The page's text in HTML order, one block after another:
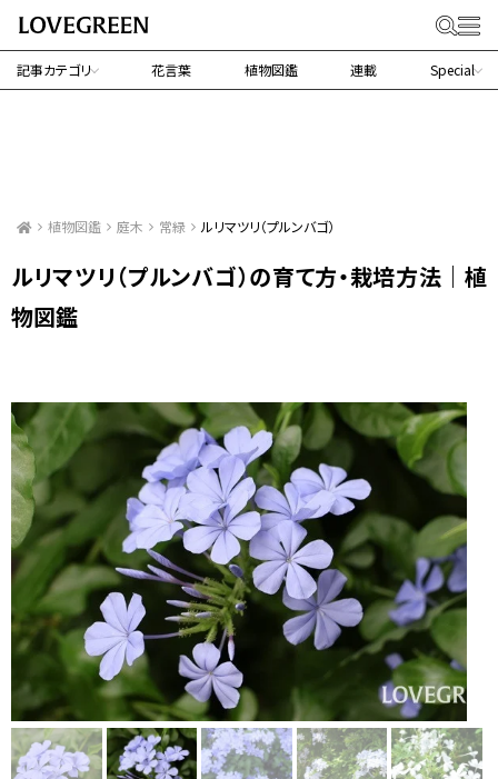
記事カテゴリ 花言葉 植物図鑑 連載 Special
植物図鑑 庭木 常緑 ルリマツリ（プルンバゴ）
ルリマツリ（プルンバゴ）の育て方・栽培方法｜植
物図鑑